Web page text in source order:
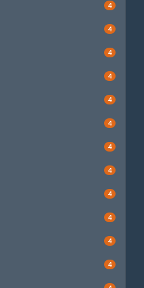
4
4
4
4
4
4
4
4
4
4
4
4